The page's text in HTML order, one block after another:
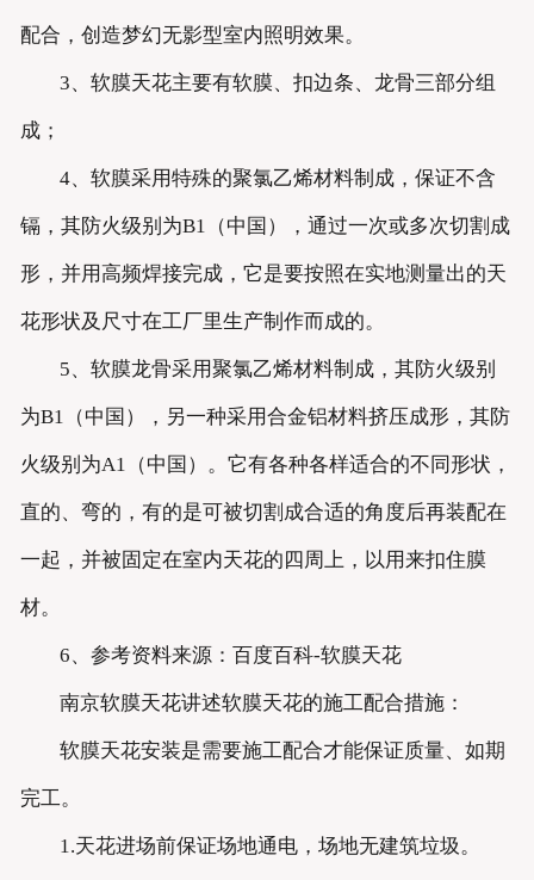
配合，创造梦幻无影型室内照明效果。
3、软膜天花主要有软膜、扣边条、龙骨三部分组
成；
4、软膜采用特殊的聚氯乙烯材料制成，保证不含
镉，其防火级别为B1（中国），通过一次或多次切割成
形，并用高频焊接完成，它是要按照在实地测量出的天
花形状及尺寸在工厂里生产制作而成的。
5、软膜龙骨采用聚氯乙烯材料制成，其防火级别
为B1（中国），另一种采用合金铝材料挤压成形，其防
火级别为A1（中国）。它有各种各样适合的不同形状，
直的、弯的，有的是可被切割成合适的角度后再装配在
一起，并被固定在室内天花的四周上，以用来扣住膜
材。
6、参考资料来源：百度百科-软膜天花
南京软膜天花讲述软膜天花的施工配合措施：
软膜天花安装是需要施工配合才能保证质量、如期
完工。
1.天花进场前保证场地通电，场地无建筑垃圾。